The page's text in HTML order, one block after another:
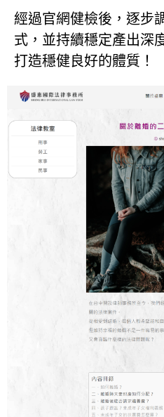
經過官網健檢後，逐步
式，並持續穩定產出深
打造穩健良好的體質！